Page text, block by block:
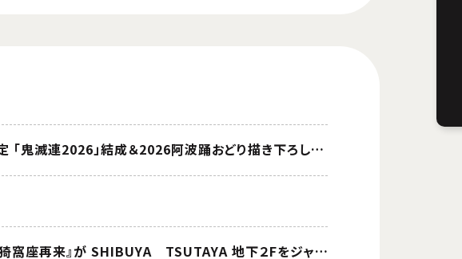
アニメ「鬼滅の刃」再放送記念 「2026阿波おどり」への参加が決定 「鬼滅連2026」結成＆2026阿波踊おどり描き下ろしイラストを公開
Blu-ray＆DVD 発売記念 『劇場版「鬼滅の刃」無限城編 第一章 猗窩座再来』が SHIBUYA TSUTAYA 地下２Fをジャック！